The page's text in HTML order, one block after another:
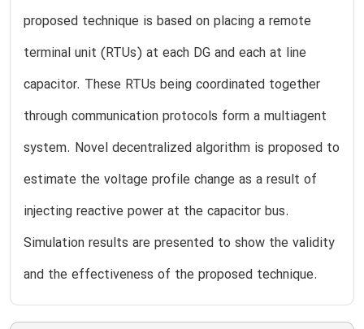
proposed technique is based on placing a remote
terminal unit (RTUs) at each DG and each at line
capacitor. These RTUs being coordinated together
through communication protocols form a multiagent
system. Novel decentralized algorithm is proposed to
estimate the voltage profile change as a result of
injecting reactive power at the capacitor bus.
Simulation results are presented to show the validity
and the effectiveness of the proposed technique.